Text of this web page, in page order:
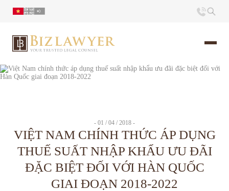
Trang chủ
Ấn phẩm
Tin Tức
- 01 / 04 / 2018 -
VIỆT NAM CHÍNH THỨC ÁP DỤNG
THUẾ SUẤT NHẬP KHẨU ƯU ĐÃI
ĐẶC BIỆT ĐỐI VỚI HÀN QUỐC
GIAI ĐOẠN 2018-2022